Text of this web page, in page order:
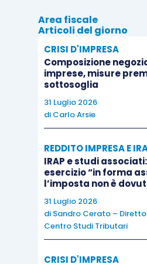
contempo gravido di
Ade Zeno, tra i migliori
generazione, ha scritto
malinconico sul confine tra
ciò che ci spaventa. Tra
ancora vivi, e i vivi che
Il re di
Area fiscale
Articoli del giorno
CRISI D'IMPRESA
Composizione
imprese, misure
sottosoglia
31 Luglio 2026
di Carlo Arsie
REDDITO IMPRESA E
IRAP e studi
esercizio “in forma
l’imposta non è
31 Luglio 2026
di Sandro Cerato –
Centro Studi Tributari
CRISI D'IMPRESA